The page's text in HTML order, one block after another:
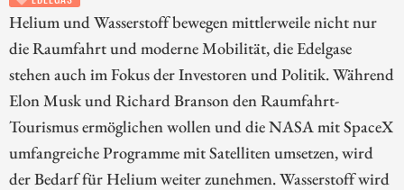
Helium und Wasserstoff bewegen mittlerweile nicht nur
die Raumfahrt und moderne Mobilität, die Edelgase
stehen auch im Fokus der Investoren und Politik. Während
Elon Musk und Richard Branson den Raumfahrt-
Tourismus ermöglichen wollen und die NASA mit SpaceX
umfangreiche Programme mit Satelliten umsetzen, wird
der Bedarf für Helium weiter zunehmen. Wasserstoff wird